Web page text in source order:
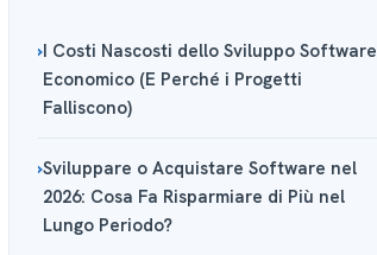
I Costi Nascosti dello Sviluppo Software
Economico (E Perché i Progetti
Falliscono)
Sviluppare o Acquistare Software nel
2026: Cosa Fa Risparmiare di Più nel
Lungo Periodo?